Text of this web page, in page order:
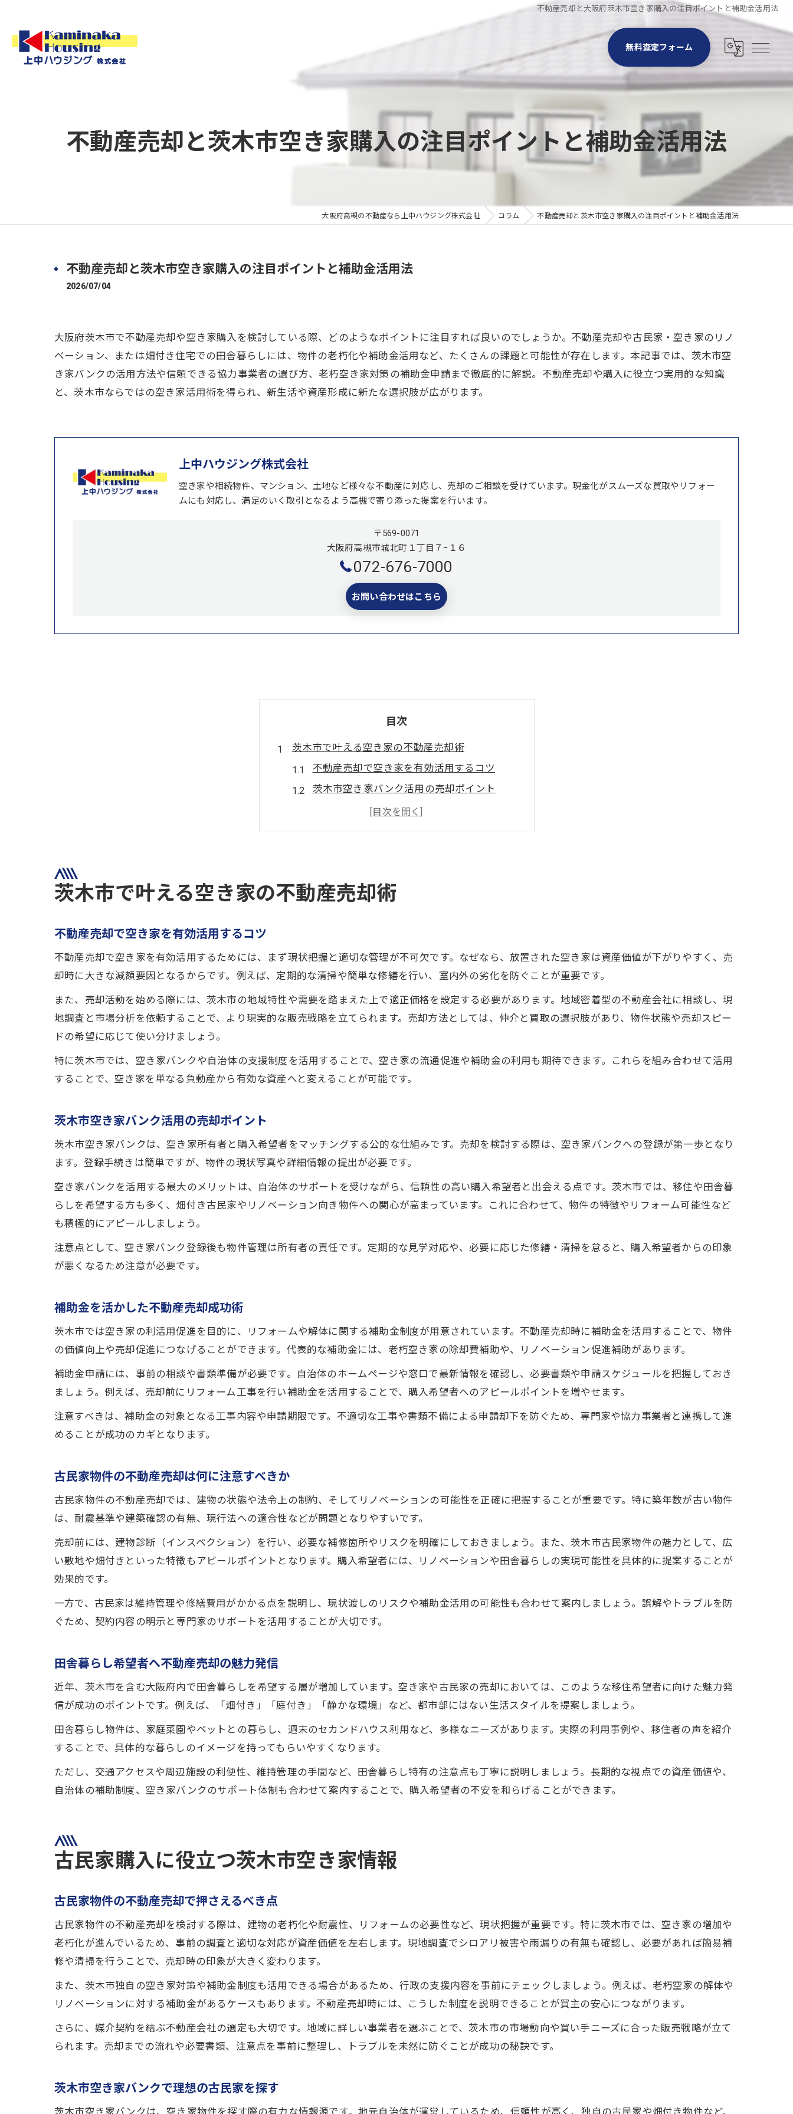
不動産売却と大阪府茨木市空き家購入の注目ポイントと補助金活用法
無料査定フォーム
不動産売却と茨木市空き家購入の注目ポイントと補助金活用法
大阪府高槻の不動産なら上中ハウジング株式会社 コラム 不動産売却と茨木市空き家購入の注目ポイントと補助金活用法
不動産売却と茨木市空き家購入の注目ポイントと補助金活用法
2026/07/04
大阪府茨木市で不動産売却や空き家購入を検討している際、どのようなポイントに注目すれば良いのでしょうか。不動産売却や古民家・空き家のリノ
ベーション、または畑付き住宅での田舎暮らしには、物件の老朽化や補助金活用など、たくさんの課題と可能性が存在します。本記事では、茨木市空
き家バンクの活用方法や信頼できる協力事業者の選び方、老朽空き家対策の補助金申請まで徹底的に解説。不動産売却や購入に役立つ実用的な知識
と、茨木市ならではの空き家活用術を得られ、新生活や資産形成に新たな選択肢が広がります。
上中ハウジング株式会社
空き家や相続物件、マンション、土地など様々な不動産に対応し、売却のご相談を受けています。現金化がスムーズな買取やリフォー
ムにも対応し、満足のいく取引となるよう高槻で寄り添った提案を行います。
〒569-0071
大阪府高槻市城北町１丁目７−１６
072-676-7000
お問い合わせはこちら
目次
茨木市で叶える空き家の不動産売却術
不動産売却で空き家を有効活用するコツ
茨木市空き家バンク活用の売却ポイント
補助金を活かした不動産売却成功術
古民家物件の不動産売却は何に注意すべきか
古民家物件の不動産売却で押さえるべき点
空き家物件選びの失敗しないポイント
畑付き古民家の人気と不動産売却の傾向
田舎暮らし希望者が知るべき売却ポイント
不動産売却で叶える田舎暮らしの第一歩
空き家バンク活用で理想の売却相手を探す
補助金申請で田舎暮らし物件を賢く売却
畑付き住宅の不動産売却で暮らしを変える
茨木市の畑付き古民家物件の選び方
空き家バンクで畑付き住宅を探すメリット
補助金活用で畑付き住宅を手に入れる方法
補助金活用で進める老朽空き家の解体対策
補助金利用時の不動産売却注意ポイント
茨木市空き家補助金の申請方法を徹底解説
空き家バンクを通じた新たな生活の一歩
不動産売却と空き家バンクの活用方法
茨木市空き家バンクで新生活を始めるコツ
茨木市で叶える空き家の不動産売却術
不動産売却で空き家を有効活用するコツ
不動産売却で空き家を有効活用するためには、まず現状把握と適切な管理が不可欠です。なぜなら、放置された空き家は資産価値が下がりやすく、売
却時に大きな減額要因となるからです。例えば、定期的な清掃や簡単な修繕を行い、室内外の劣化を防ぐことが重要です。
また、売却活動を始める際には、茨木市の地域特性や需要を踏まえた上で適正価格を設定する必要があります。地域密着型の不動産会社に相談し、現
地調査と市場分析を依頼することで、より現実的な販売戦略を立てられます。売却方法としては、仲介と買取の選択肢があり、物件状態や売却スピー
ドの希望に応じて使い分けましょう。
特に茨木市では、空き家バンクや自治体の支援制度を活用することで、空き家の流通促進や補助金の利用も期待できます。これらを組み合わせて活用
することで、空き家を単なる負動産から有効な資産へと変えることが可能です。
茨木市空き家バンク活用の売却ポイント
茨木市空き家バンクは、空き家所有者と購入希望者をマッチングする公的な仕組みです。売却を検討する際は、空き家バンクへの登録が第一歩となり
ます。登録手続きは簡単ですが、物件の現状写真や詳細情報の提出が必要です。
空き家バンクを活用する最大のメリットは、自治体のサポートを受けながら、信頼性の高い購入希望者と出会える点です。茨木市では、移住や田舎暮
らしを希望する方も多く、畑付き古民家やリノベーション向き物件への関心が高まっています。これに合わせて、物件の特徴やリフォーム可能性など
も積極的にアピールしましょう。
注意点として、空き家バンク登録後も物件管理は所有者の責任です。定期的な見学対応や、必要に応じた修繕・清掃を怠ると、購入希望者からの印象
が悪くなるため注意が必要です。
補助金を活かした不動産売却成功術
茨木市では空き家の利活用促進を目的に、リフォームや解体に関する補助金制度が用意されています。不動産売却時に補助金を活用することで、物件
の価値向上や売却促進につなげることができます。代表的な補助金には、老朽空き家の除却費補助や、リノベーション促進補助があります。
補助金申請には、事前の相談や書類準備が必要です。自治体のホームページや窓口で最新情報を確認し、必要書類や申請スケジュールを把握しておき
ましょう。例えば、売却前にリフォーム工事を行い補助金を活用することで、購入希望者へのアピールポイントを増やせます。
注意すべきは、補助金の対象となる工事内容や申請期限です。不適切な工事や書類不備による申請却下を防ぐため、専門家や協力事業者と連携して進
めることが成功のカギとなります。
古民家物件の不動産売却は何に注意すべきか
古民家物件の不動産売却では、建物の状態や法令上の制約、そしてリノベーションの可能性を正確に把握することが重要です。特に築年数が古い物件
は、耐震基準や建築確認の有無、現行法への適合性などが問題となりやすいです。
売却前には、建物診断（インスペクション）を行い、必要な補修箇所やリスクを明確にしておきましょう。また、茨木市古民家物件の魅力として、広
い敷地や畑付きといった特徴もアピールポイントとなります。購入希望者には、リノベーションや田舎暮らしの実現可能性を具体的に提案することが
効果的です。
一方で、古民家は維持管理や修繕費用がかかる点を説明し、現状渡しのリスクや補助金活用の可能性も合わせて案内しましょう。誤解やトラブルを防
ぐため、契約内容の明示と専門家のサポートを活用することが大切です。
田舎暮らし希望者へ不動産売却の魅力発信
近年、茨木市を含む大阪府内で田舎暮らしを希望する層が増加しています。空き家や古民家の売却においては、このような移住希望者に向けた魅力発
信が成功のポイントです。例えば、「畑付き」「庭付き」「静かな環境」など、都市部にはない生活スタイルを提案しましょう。
田舎暮らし物件は、家庭菜園やペットとの暮らし、週末のセカンドハウス利用など、多様なニーズがあります。実際の利用事例や、移住者の声を紹介
することで、具体的な暮らしのイメージを持ってもらいやすくなります。
ただし、交通アクセスや周辺施設の利便性、維持管理の手間など、田舎暮らし特有の注意点も丁寧に説明しましょう。長期的な視点での資産価値や、
自治体の補助制度、空き家バンクのサポート体制も合わせて案内することで、購入希望者の不安を和らげることができます。
古民家購入に役立つ茨木市空き家情報
古民家物件の不動産売却で押さえるべき点
古民家物件の不動産売却を検討する際は、建物の老朽化や耐震性、リフォームの必要性など、現状把握が重要です。特に茨木市では、空き家の増加や
老朽化が進んでいるため、事前の調査と適切な対応が資産価値を左右します。現地調査でシロアリ被害や雨漏りの有無も確認し、必要があれば簡易補
修や清掃を行うことで、売却時の印象が大きく変わります。
また、茨木市独自の空き家対策や補助金制度も活用できる場合があるため、行政の支援内容を事前にチェックしましょう。例えば、老朽空家の解体や
リノベーションに対する補助金があるケースもあります。不動産売却時には、こうした制度を説明できることが買主の安心につながります。
さらに、媒介契約を結ぶ不動産会社の選定も大切です。地域に詳しい事業者を選ぶことで、茨木市の市場動向や買い手ニーズに合った販売戦略が立て
られます。売却までの流れや必要書類、注意点を事前に整理し、トラブルを未然に防ぐことが成功の秘訣です。
茨木市空き家バンクで理想の古民家を探す